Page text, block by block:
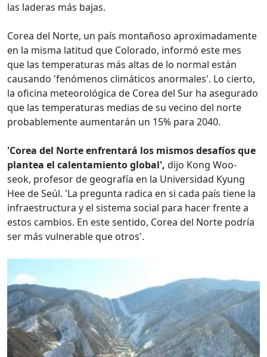
las laderas más bajas.
Corea del Norte, un país montañoso aproximadamente
en la misma latitud que Colorado, informó este mes
que las temperaturas más altas de lo normal están
causando 'fenómenos climáticos anormales'. Lo cierto,
la oficina meteorológica de Corea del Sur ha asegurado
que las temperaturas medias de su vecino del norte
probablemente aumentarán un 15% para 2040.
'Corea del Norte enfrentará los mismos desafíos que
plantea el calentamiento global', dijo Kong Woo-
seok, profesor de geografía en la Universidad Kyung
Hee de Seúl. 'La pregunta radica en si cada país tiene la
infraestructura y el sistema social para hacer frente a
estos cambios. En este sentido, Corea del Norte podría
ser más vulnerable que otros'.